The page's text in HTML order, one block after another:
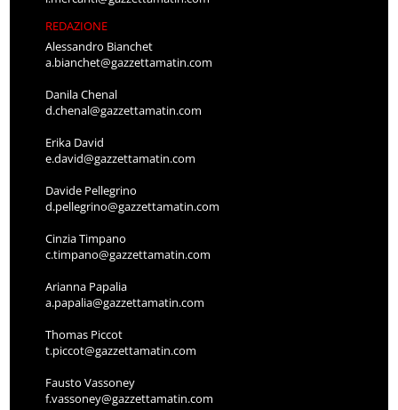
REDAZIONE
Alessandro Bianchet
a.bianchet@gazzettamatin.com
Danila Chenal
d.chenal@gazzettamatin.com
Erika David
e.david@gazzettamatin.com
Davide Pellegrino
d.pellegrino@gazzettamatin.com
Cinzia Timpano
c.timpano@gazzettamatin.com
Arianna Papalia
a.papalia@gazzettamatin.com
Thomas Piccot
t.piccot@gazzettamatin.com
Fausto Vassoney
f.vassoney@gazzettamatin.com